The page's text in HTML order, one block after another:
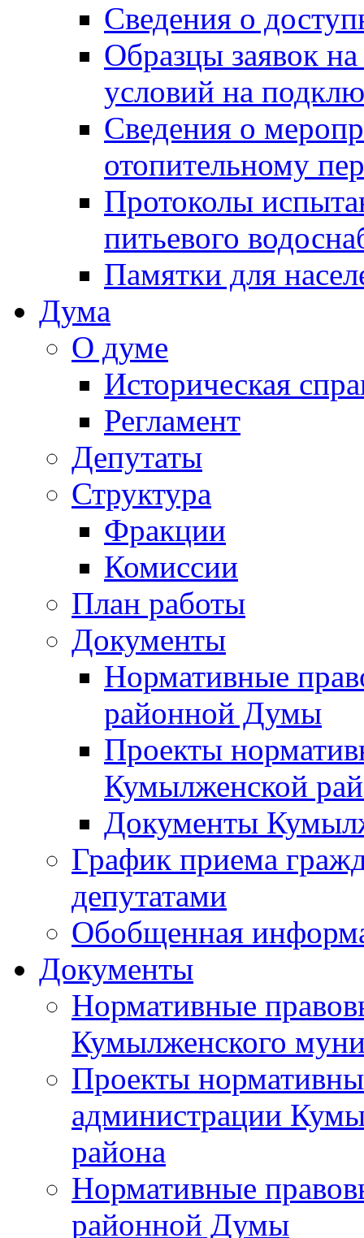
Сведения о
Образцы заявок
условий на
Сведения о
отопительному
Протоколы
питьевого
Памятки для
Дума
О думе
Историческая
Регламент
Депутаты
Структура
Фракции
Комиссии
План работы
Документы
Нормативные
районной Думы
Проекты
Кумылженской
Документы
График приема
депутатами
Обобщенная
Документы
Нормативные
Кумылженского
Проекты
администрации
района
Нормативные
районной Думы